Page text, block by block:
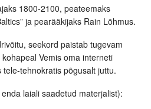
1800-2100, peateemaks
ja pearääkijaks Rain Lõhmus.
seekord paistab tugevam
Vemis oma interneti
tele-tehnokratis põgusalt juttu.
laiali saadetud materjalist):